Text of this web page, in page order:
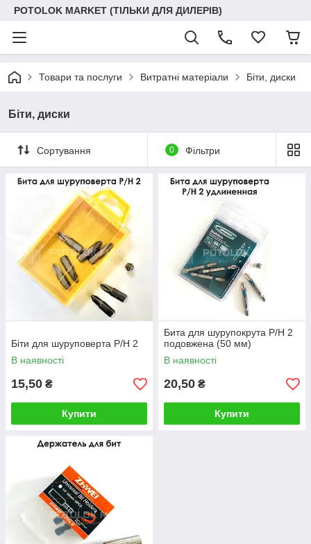
POTOLOK MARKET (ТІЛЬКИ ДЛЯ ДИЛЕРІВ)
Товари та послуги Витратні матеріали Біти, диски
Біти, диски
Сортування 0 Фільтри
Біти для шуруповерта Р/Н 2
В наявності
15,50 ₴
Купити
Бита для шурупокрута Р/Н 2
подовжена (50 мм)
В наявності
20,50 ₴
Купити